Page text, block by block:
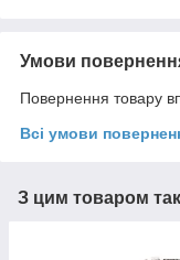
Умови
Повернення товару
Всі умови
З цим товаром